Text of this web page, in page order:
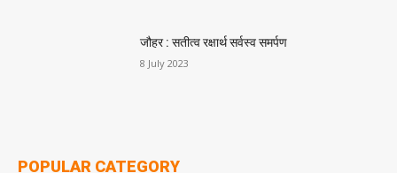
जौहर : सतीत्व रक्षार्थ सर्वस्व समर्पण
8 July 2023
POPULAR CATEGORY